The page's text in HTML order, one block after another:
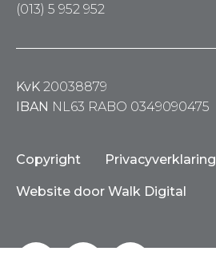
(013) 5 952 952
KvK 20038879
IBAN NL63 RABO 0349090475
Copyright Privacyverklaring
Website door Walk Digital